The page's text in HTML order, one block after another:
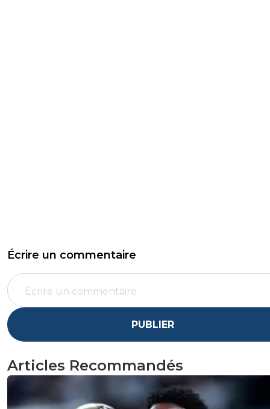
Écrire un commentaire
PUBLIER
Articles Recommandés